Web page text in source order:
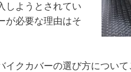
しようとされてい
が必要な理由はそ
クカバーの選び方につい